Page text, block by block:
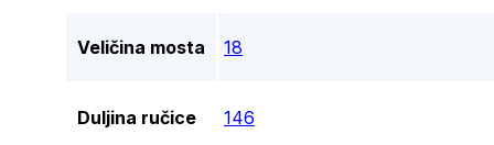
Veličina mosta 18
Duljina ručice 146